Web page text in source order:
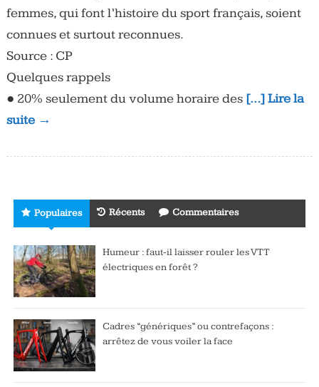
femmes, qui font l’histoire du sport français, soient
connues et surtout reconnues.
Source : CP
Quelques rappels
● 20% seulement du volume horaire des […] Lire la
suite →
Populaires Récents Commentaires
Humeur : faut-il laisser rouler les VTT
électriques en forêt ?
Cadres “génériques” ou contrefaçons :
arrêtez de vous voiler la face